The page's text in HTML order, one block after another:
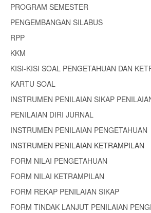
PROGRAM SEMESTER
PENGEMBANGAN SILABUS
RPP
KKM
KISI-KISI SOAL PENGETAHUAN DAN
KARTU SOAL
INSTRUMEN PENILAIAN SIKAP
PENILAIAN DIRI JURNAL
INSTRUMEN PENILAIAN PENGETAHUAN
INSTRUMEN PENILAIAN KETRAMPILAN
FORM NILAI PENGETAHUAN
FORM NILAI KETRAMPILAN
FORM REKAP PENILAIAN SIKAP
FORM TINDAK LANJUT PENILAIAN